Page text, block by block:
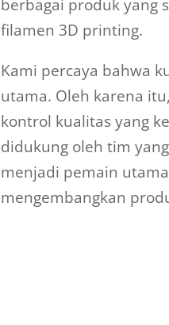
berbagai produk yang
filamen 3D printing.
Kami percaya bahwa
utama. Oleh karena
kontrol kualitas yang
didukung oleh tim
menjadi pemain
mengembangkan